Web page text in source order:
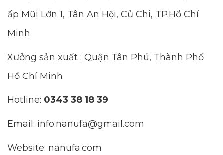
ấp Mũi Lớn 1, Tân An Hội, Củ Chi, TP.Hồ Chí
Minh
Xưởng sản xuất : Quận Tân Phú, Thành Phố
Hồ Chí Minh
Hotline: 0343 38 18 39
Email: info.nanufa@gmail.com
Website: nanufa.com